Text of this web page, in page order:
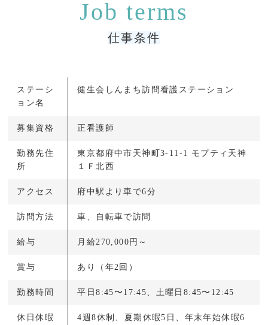
仕事条件
ステーシ
ョン名
健生会しんまち訪問看護ステーション
募集資格 正看護師
勤務先住
所
東京都府中市天神町3-11-1 モプティ天神
１Ｆ北西
アクセス 府中駅より車で6分
訪問方法 車、自転車で訪問
給与 月給270,000円～
賞与 あり（年2回）
勤務時間 平日8:45〜17:45、土曜日8:45〜12:45
休日休暇
4週8休制、夏期休暇5日、年末年始休暇6